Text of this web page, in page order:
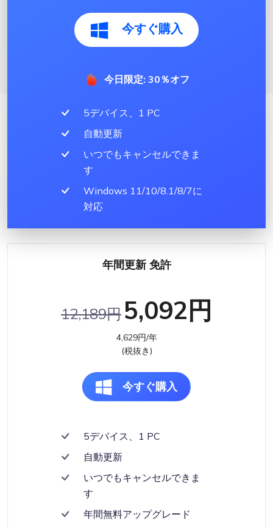
今すぐ購入
今日限定: 30％オフ
5デバイス、1 PC
自動更新
いつでもキャンセルできま
す
Windows 11/10/8.1/8/7に
対応
年間更新 免許
12,189円 5,092円
4,629円/年
(税抜き)
今すぐ購入
5デバイス、1 PC
自動更新
いつでもキャンセルできま
す
年間無料アップグレード